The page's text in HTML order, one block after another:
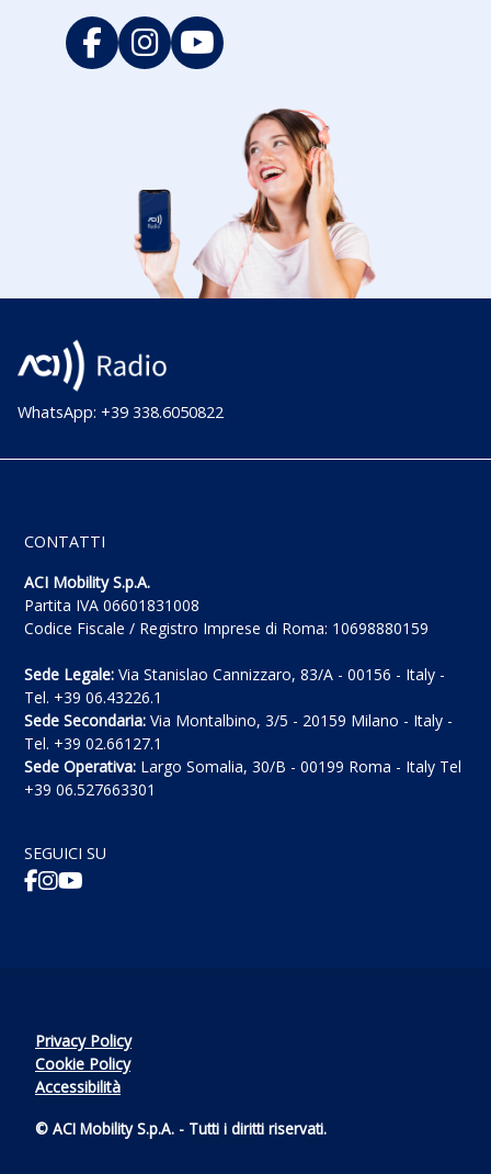
WhatsApp: +39 338.6050822
CONTATTI
ACI Mobility S.p.A.
Partita IVA 06601831008
Codice Fiscale / Registro Imprese di Roma: 10698880159
Sede Legale: Via Stanislao Cannizzaro, 83/A - 00156 - Italy -
Tel. +39 06.43226.1
Sede Secondaria: Via Montalbino, 3/5 - 20159 Milano - Italy -
Tel. +39 02.66127.1
Sede Operativa: Largo Somalia, 30/B - 00199 Roma - Italy Tel
+39 06.527663301
SEGUICI SU
Privacy Policy
Cookie Policy
Accessibilità
© ACI Mobility S.p.A. - Tutti i diritti riservati.